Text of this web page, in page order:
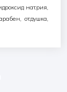
натрия,
отдушка,